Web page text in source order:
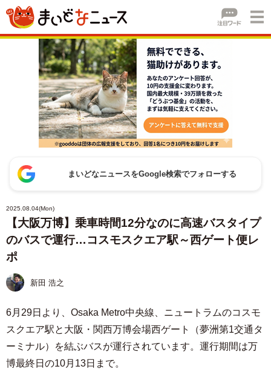
まいどなニュースをGoogle検索でフォローする
2025.08.04(Mon)
【大阪万博】乗車時間12分なのに高速バスタイプ
のバスで運行…コスモスクエア駅～西ゲート便レ
ポ
新田 浩之
6月29日より、Osaka Metro中央線、ニュートラムのコスモ
スクエア駅と大阪・関西万博会場西ゲート（夢洲第1交通タ
ーミナル）を結ぶバスが運行されています。運行期間は万
博最終日の10月13日まで。